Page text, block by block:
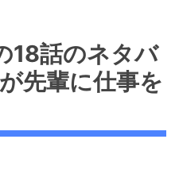
18話のネタバ
先輩に仕事を